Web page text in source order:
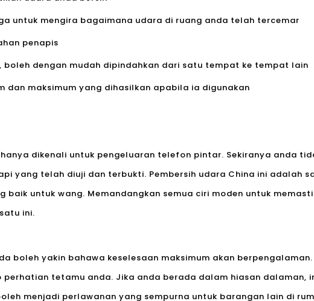
untuk mengira bagaimana udara di ruang anda telah tercemar
penapis
boleh dengan mudah dipindahkan dari satu tempat ke tempat lain
dan maksimum yang dihasilkan apabila ia digunakan
dikenali untuk pengeluaran telefon pintar. Sekiranya anda
yang telah diuji dan terbukti. Pembersih udara China ini adalah
untuk wang. Memandangkan semua ciri moden untuk
ini.
boleh yakin bahawa keselesaan maksimum akan
perhatian tetamu anda. Jika anda berada dalam hiasan dalaman,
menjadi perlawanan yang sempurna untuk barangan lain di